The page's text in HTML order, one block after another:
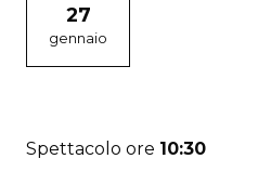
27
gennaio
Spettacolo ore 10:30